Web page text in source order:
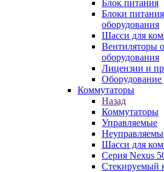
Блок питания
Блоки
оборудования
Шасси для
Вентиляторы
оборудования
Лицензии и
Оборудование
Коммутаторы
Назад
Коммутаторы
Управляемые
Шасси для
Серия Nexus
Стекируемый